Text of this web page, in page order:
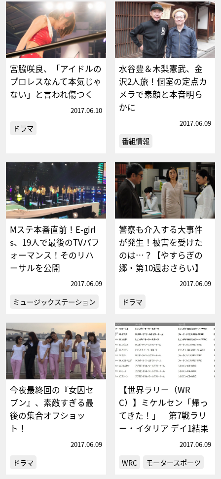
宮脇咲良、「アイドルの
プロレスなんて本気じゃ
ない」と言われ傷つく
2017.06.10
ドラマ
水谷豊＆木梨憲武、金
沢2人旅！個室の定点カ
メラで素顔と本音明ら
かに
2017.06.09
番組情報
Mステ本番直前！E-girl
s、19人で最後のTVパフ
ォーマンス！そのリハ
ーサルを公開
2017.06.09
ミュージックステーション
警察も介入する大事件
が発生！被害を受けた
のは…？【やすらぎの
郷・第10週おさらい】
2017.06.09
ドラマ
今夜最終回の『女囚セ
ブン』、素敵すぎる最
後の集合オフショッ
ト！
2017.06.09
ドラマ
【世界ラリー（WR
C）】ミケルセン「帰っ
てきた！」 第7戦ラリ
ー・イタリア デイ1結果
2017.06.09
WRC モータースポーツ